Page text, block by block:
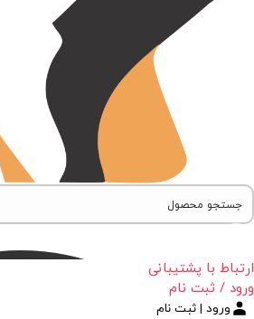
ارتباط با پشتیبانی
ورود / ثبت نام
ورود | ثبت نام